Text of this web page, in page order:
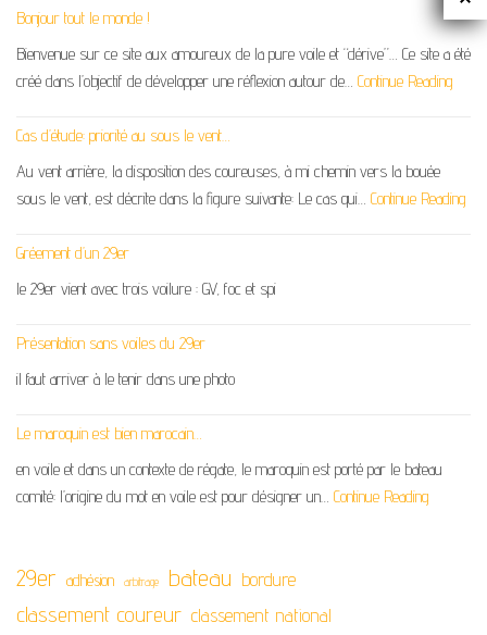
Bonjour tout le monde !
Bienvenue sur ce site aux amoureux de la pure voile et “dérive”… Ce site a été
créé dans l’objectif de développer une réflexion autour de… Continue Reading
Cas d’étude: priorité au sous le vent…
Au vent arrière, la disposition des coureuses, à mi chemin vers la bouée
sous le vent, est décrite dans la figure suivante: Le cas qui… Continue Reading
Gréement d’un 29er
le 29er vient avec trois voilure : GV, foc et spi
Présentation sans voiles du 29er
il faut arriver à le tenir dans une photo
Le maroquin est bien marocain…
en voile et dans un contexte de régate, le maroquin est porté par le bateau
comité: l’origine du mot en voile est pour désigner un… Continue Reading
29er adhésion arbitrage bateau bordure
classement coureur classement national